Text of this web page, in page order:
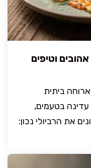
אהובים וטיפים
ביתית
בטעמים,
את הרביולי נכון: